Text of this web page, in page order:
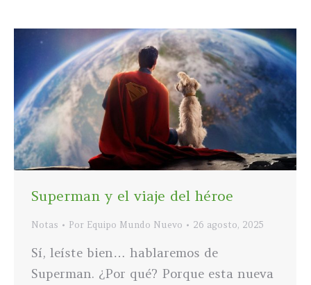
Superman y el viaje del héroe
Notas Por Equipo Mundo Nuevo 26 agosto, 2025
Sí, leíste bien… hablaremos de
Superman. ¿Por qué? Porque esta nueva